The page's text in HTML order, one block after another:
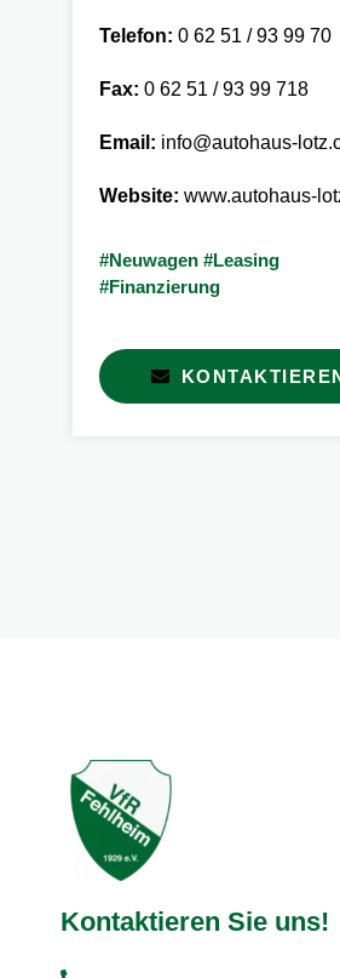
Telefon: 0 62 51 / 93 99 70
Fax: 0 62 51 / 93 99 718
Email: info@autohaus-
Website: www.autohaus-
#Neuwagen #Leasing
#Finanzierung
Kontaktieren Sie uns!